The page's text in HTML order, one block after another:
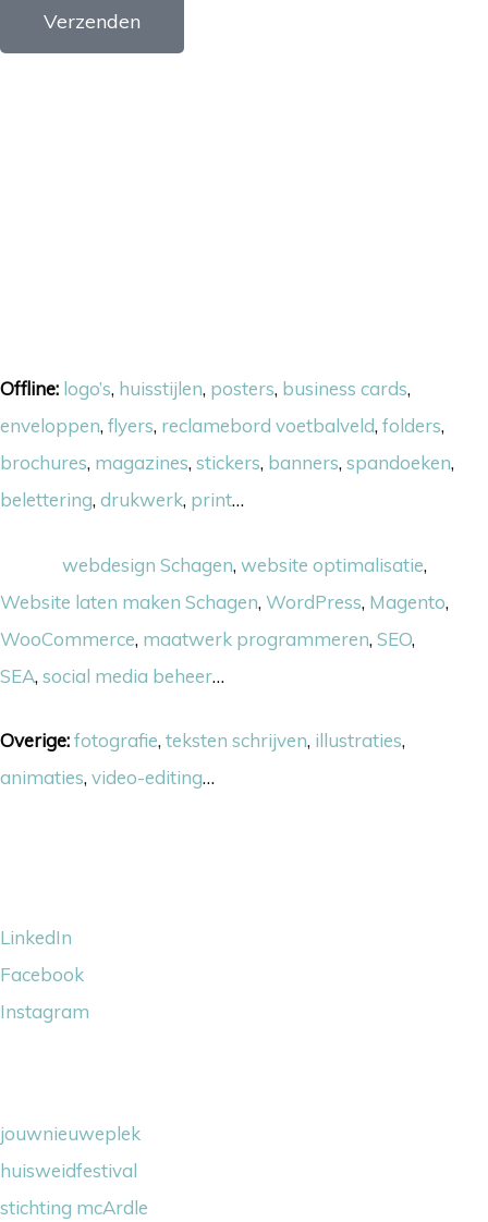
Verzenden
Offline: logo’s, huisstijlen, posters, business cards,
enveloppen, flyers, reclamebord voetbalveld, folders,
brochures, magazines, stickers, banners, spandoeken,
belettering, drukwerk, print…
webdesign Schagen, website optimalisatie,
Website laten maken Schagen, WordPress, Magento,
WooCommerce, maatwerk programmeren, SEO,
SEA, social media beheer…
Overige:fotografie, teksten schrijven, illustraties,
animaties, video-editing…
LinkedIn
Facebook
Instagram
jouwnieuweplek
huisweidfestival
stichting mcArdle